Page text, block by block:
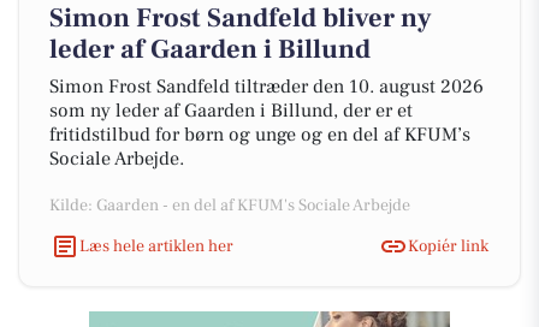
Simon Frost Sandfeld bliver ny
leder af Gaarden i Billund
Simon Frost Sandfeld tiltræder den 10. august 2026
som ny leder af Gaarden i Billund, der er et
fritidstilbud for børn og unge og en del af KFUM’s
Sociale Arbejde.
Kilde: Gaarden - en del af KFUM's Sociale Arbejde
Læs hele artiklen her
Kopiér link